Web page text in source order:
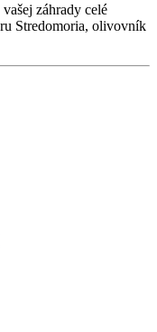
záhrady celé
Stredomoria, olivovník